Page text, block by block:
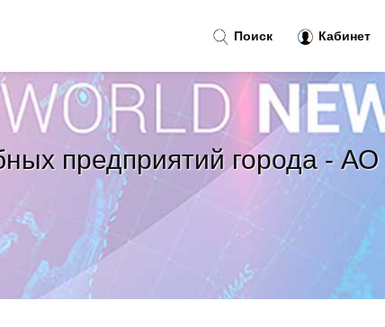
предприятий города - АО
Поиск Кабинет